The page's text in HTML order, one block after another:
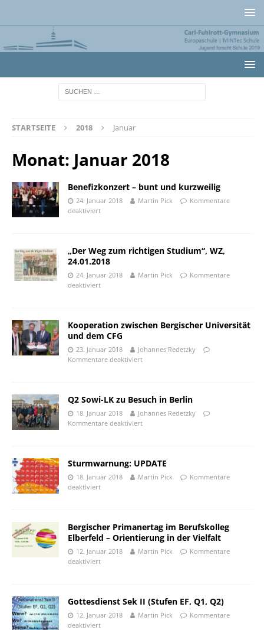
STARTSEITE 2018 Januar
Monat: Januar 2018
Benefizkonzert – bunt und kurzweilig
24. Januar 2018 Martin Pick
Kommentare
deaktiviert
„Der Weg zum richtigen Studium“, WZ,
24.01.2018
24. Januar 2018 Martin Pick
Kommentare
deaktiviert
Kooperation zwischen Bergischer Universität
und dem CFG
23. Januar 2018
Johannes Redetzky
Kommentare deaktiviert
Q2 Sowi-LK zu Besuch in Berlin
18. Januar 2018
Johannes Redetzky
Kommentare deaktiviert
Sturmwarnung: UPDATE
18. Januar 2018 Martin Pick
Kommentare
deaktiviert
Bergischer Primanertag im Berufskolleg
Elberfeld – Orientierung in der Vielfalt
12. Januar 2018 Martin Pick
Kommentare
deaktiviert
Gottesdienst Sek II (Stufen EF, Q1, Q2)
12. Januar 2018 Martin Pick
Kommentare
deaktiviert